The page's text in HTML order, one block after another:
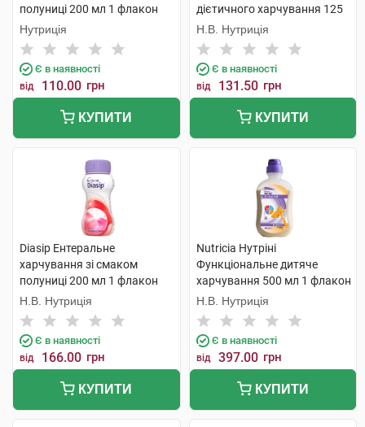
полуниці 200 мл 1 флакон
Нутриція
Є в наявності
від 110.00 грн
КУПИТИ
дієтичного харчування 125
мл 1 флакон
Н.В. Нутриція
Є в наявності
від 131.50 грн
КУПИТИ
Diasip Ентеральне
харчування зі смаком
полуниці 200 мл 1 флакон
Н.В. Нутриція
Є в наявності
від 166.00 грн
КУПИТИ
Nutricia Нутріні
Функціональне дитяче
харчування 500 мл 1 флакон
Н.В. Нутриція
Є в наявності
від 397.00 грн
КУПИТИ